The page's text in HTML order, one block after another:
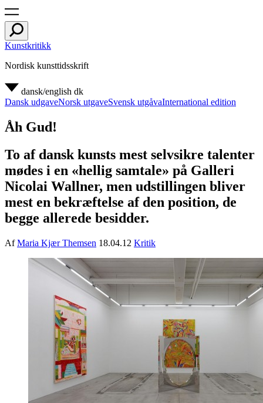
Kunstkritikk
Nordisk kunsttidsskrift
dansk/english dk
Dansk udgaveNorsk utgaveSvensk utgåvaInternational edition
Åh Gud!
To af dansk kunsts mest selvsikre talenter
mødes i en «hellig samtale» på Galleri
Nicolai Wallner, men udstillingen bliver
mest en bekræftelse af den position, de
begge allerede besidder.
AfMaria Kjær Themsen 18.04.12 Kritik